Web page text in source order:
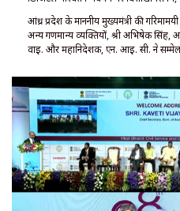
आंध्र प्रदेश के माननीय मुख्यमंत्री की
अन्य गणमान्य व्यक्तियों, श्री अभिषेक
वाई. और महानिदेशक, एन. आई. सी. ने